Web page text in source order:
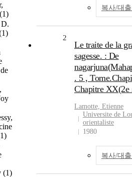
(1)
D.
(1)
복사/대
2
Le traite de la
sagesse. : De
. 5 ,
Chapitre XX(2e
Lamotte, Etienne
Universite de
orientaliste
1980
복사/대